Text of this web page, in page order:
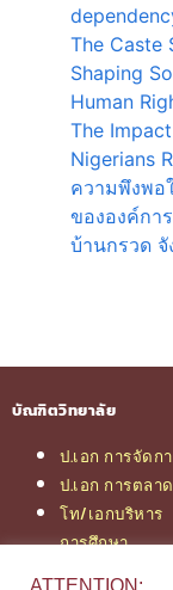
The Caste
Shaping
Human
The
Nigerians
ความพึงพอ
ขององค์กา
บ้านกรวด
บัณฑิตวิทยาลัย
ป.เอก การจัดก
ป.เอก การตลาด
โท/เอกบริหาร
การศึกษา
ATTENTION: